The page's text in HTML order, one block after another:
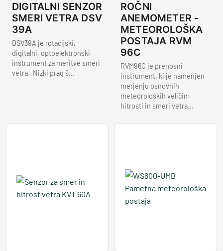
DIGITALNI SENZOR
SMERI VETRA DSV
39A
DSV39A je rotacijski,
digitalni, optoelektronski
instrument za meritve smeri
vetra. Nizki prag š...
ROČNI
ANEMOMETER -
METEOROLOŠKA
POSTAJA RVM
96C
RVM96C je prenosni
instrument, ki je namenjen
merjenju osnovnih
meteoroloških veličin:
hitrosti in smeri vetra...